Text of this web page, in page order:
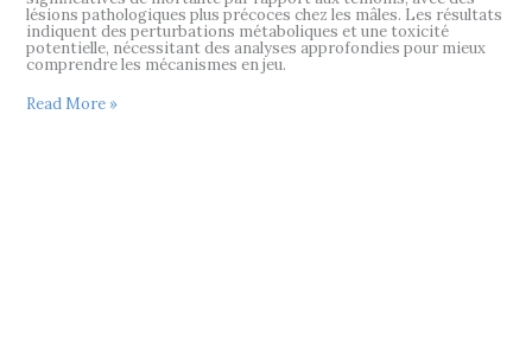
lésions pathologiques plus précoces chez les mâles. Les résultats
indiquent des perturbations métaboliques et une toxicité
potentielle, nécessitant des analyses approfondies pour mieux
comprendre les mécanismes en jeu.
Read More »